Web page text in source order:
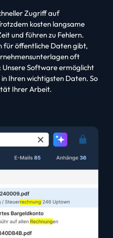
Zugriff auf
kosten langsame
und führen zu Fehlern.
für öffentliche Daten gibt,
oft
Software ermöglicht
Ihren wichtigsten Daten. So
Ihrer Arbeit.